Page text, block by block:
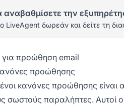
αναβαθμίσετε την
LiveAgent δωρεάν και δείτε τη
για προώθηση email
προώθησης
κανόνες προώθησης είναι
σωστούς παραλήπτες. Αυτοί